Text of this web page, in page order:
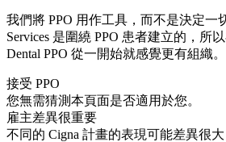
我們將 PPO 用作工具，而不是決定一
Services 是圍繞 PPO 患者建立的，所
Dental PPO 從一開始就感覺更有組織。
接受 PPO
您無需猜測本頁面是否適用於您。
雇主差異很重要
不同的 Cigna 計畫的表現可能差異很